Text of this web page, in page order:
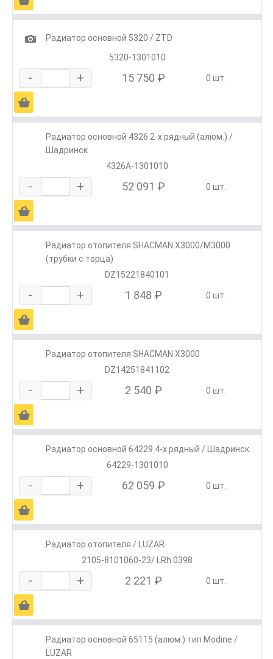
1
Радиатор основной 5320 / ZTD
5320-1301010
- + 15 750 ₽ 0 шт.
Ä
Радиатор основной 4326 2-х рядный (алюм.) /
Шадринск
4326А-1301010
- + 52 091 ₽ 0 шт.
Ä
Радиатор отопителя SHACMAN X3000/M3000
(трубки с торца)
DZ15221840101
- + 1 848 ₽ 0 шт.
Ä
Радиатор отопителя SHACMAN X3000
DZ14251841102
- + 2 540 ₽ 0 шт.
Ä
Радиатор основной 64229 4-х рядный / Шадринск
64229-1301010
- + 62 059 ₽ 0 шт.
Ä
Радиатор отопителя / LUZAR
2105-8101060-23/ LRh 0398
- + 2 221 ₽ 0 шт.
Ä
Радиатор основной 65115 (алюм.) тип Modine /
LUZAR